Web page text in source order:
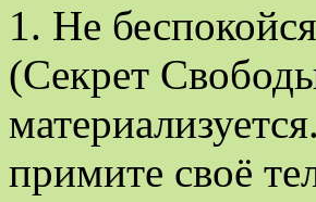
1. Не
(Секрет
примите своё